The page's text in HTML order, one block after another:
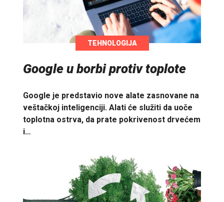
TEHNOLOGIJA
Google u borbi protiv toplote
Google je predstavio nove alate zasnovane na
veštačkoj inteligenciji. Alati će služiti da uoče
toplotna ostrva, da prate pokrivenost drvećem
i…